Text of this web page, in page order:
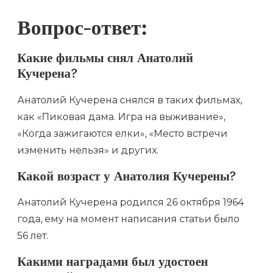
Вопрос-ответ:
Какие фильмы снял Анатолий
Кучерена?
Анатолий Кучерена снялся в таких фильмах,
как «Пиковая дама. Игра на выживание»,
«Когда зажигаются елки», «Место встречи
изменить нельзя» и других.
Какой возраст у Анатолия Кучерены?
Анатолий Кучерена родился 26 октября 1964
года, ему на момент написания статьи было
56 лет.
Какими наградами был удостоен